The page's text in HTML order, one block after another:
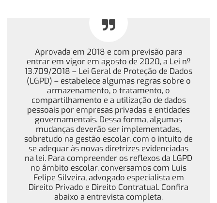
Aprovada em 2018 e com previsão para
entrar em vigor em agosto de 2020, a Lei nº
13.709/2018 – Lei Geral de Proteção de Dados
(LGPD) – estabelece algumas regras sobre o
armazenamento, o tratamento, o
compartilhamento e a utilização de dados
pessoais por empresas privadas e entidades
governamentais. Dessa forma, algumas
mudanças deverão ser implementadas,
sobretudo na gestão escolar, com o intuito de
se adequar às novas diretrizes evidenciadas
na lei. Para compreender os reflexos da LGPD
no âmbito escolar, conversamos com Luis
Felipe Silveira, advogado especialista em
Direito Privado e Direito Contratual. Confira
abaixo a entrevista completa.